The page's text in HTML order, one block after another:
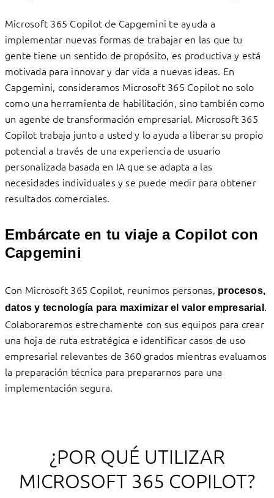
Microsoft 365 Copilot de Capgemini te ayuda a
implementar nuevas formas de trabajar en las que tu
gente tiene un sentido de propósito, es productiva y está
motivada para innovar y dar vida a nuevas ideas. En
Capgemini, consideramos Microsoft 365 Copilot no solo
como una herramienta de habilitación, sino también como
un agente de transformación empresarial. Microsoft 365
Copilot trabaja junto a usted y lo ayuda a liberar su propio
potencial a través de una experiencia de usuario
personalizada basada en IA que se adapta a las
necesidades individuales y se puede medir para obtener
resultados comerciales.
Embárcate en tu viaje a Copilot con
Capgemini
Con Microsoft 365 Copilot, reunimos personas, procesos,
datos y tecnología para maximizar el valor empresarial .
Colaboraremos estrechamente con sus equipos para crear
una hoja de ruta estratégica e identificar casos de uso
empresarial relevantes de 360 grados mientras evaluamos
la preparación técnica para prepararnos para una
implementación segura.
¿POR QUÉ UTILIZAR
MICROSOFT 365 COPILOT?